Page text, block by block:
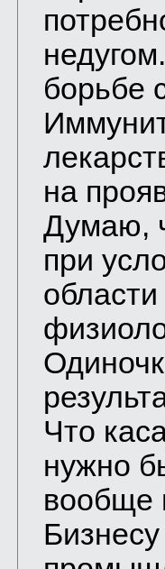
борьбе
на
Думаю,
при
Что
нужно
вообще